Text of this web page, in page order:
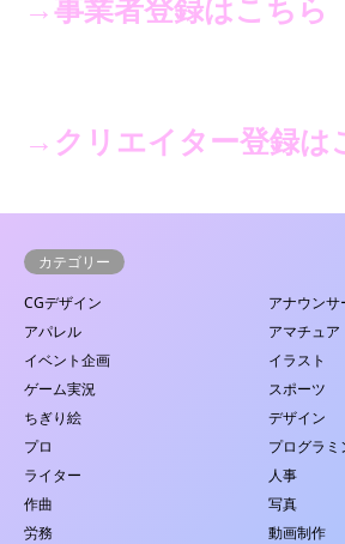
→事業者登録はこちら
→クリエイター登録は
カテゴリー
CGデザイン
アナウンサ
アパレル
アマチュア
イベント企画
イラスト
ゲーム実況
スポーツ
ちぎり絵
デザイン
プロ
プログラミ
ライター
人事
作曲
写真
労務
動画制作